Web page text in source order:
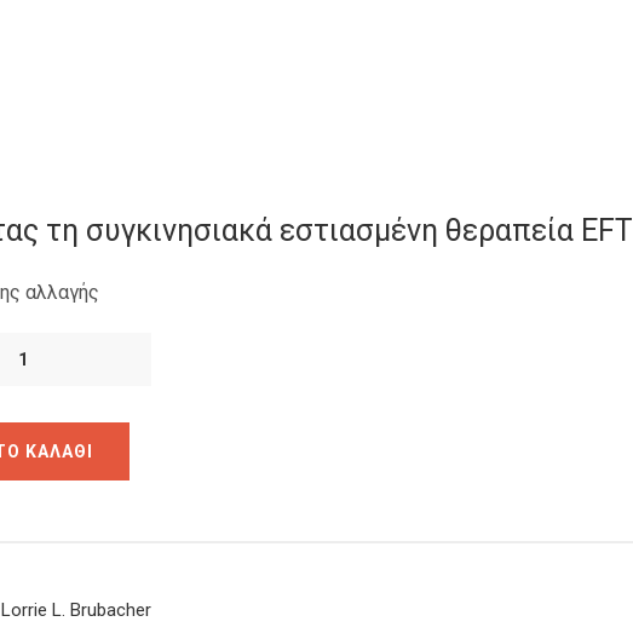
τη συγκινησιακά εστιασμένη θεραπεία EFT
αλλαγής
ΚΑΛΆΘΙ
Lorrie L. Brubacher